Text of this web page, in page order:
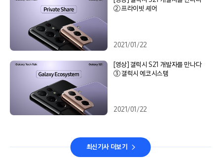
② 프라이빗 셰어
2021/01/22
[영상] 갤럭시 S21 개발자를 만나다
③ 갤럭시 에코시스템
2021/01/22
최신기사 더보기